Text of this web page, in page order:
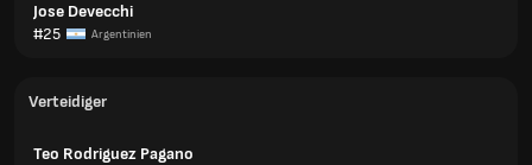
Jose Devecchi
#25
Argentinien
Verteidiger
Teo Rodriguez Pagano